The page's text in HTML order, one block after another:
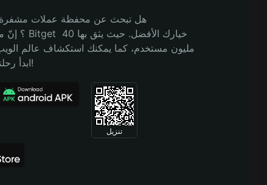
هل تبحث عن محفظة عملات مشفرة
Bitget Wallet. ابدأ رحلتك الآن!
تنزيل